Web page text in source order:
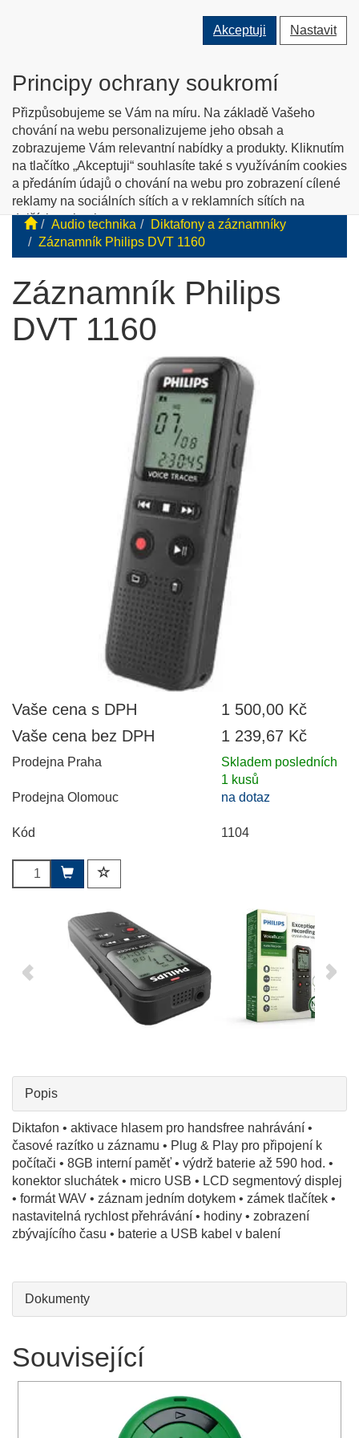
Akceptuji Nastavit
Principy ochrany soukromí
Přizpůsobujeme se Vám na míru. Na základě Vašeho
chování na webu personalizujeme jeho obsah a
zobrazujeme Vám relevantní nabídky a produkty. Kliknutím
na tlačítko „Akceptuji“ souhlasíte také s využíváním cookies
a předáním údajů o chování na webu pro zobrazení cílené
reklamy na sociálních sítích a v reklamních sítích na
dalších webech.
Personalizaci a cílenou reklamu si můžete podrobněji
Přepnout
uživatele
Přepnout
vyhledávání
O nás Kontakty Jak nakupovat Katalog zboží
English info
Tyflopomůcky
Prodej zboží pro zrakově postižené
Audio technika
Diktafony a záznamníky
Záznamník Philips DVT 1160
Záznamník Philips
DVT 1160
Vaše cena s DPH
1 500,00 Kč
Vaše cena bez DPH
1 239,67 Kč
Prodejna Praha
Skladem posledních
1 kusů
Prodejna Olomouc
na dotaz
Kód 1104
Popis
Diktafon • aktivace hlasem pro handsfree nahrávání •
časové razítko u záznamu • Plug & Play pro připojení k
počítači • 8GB interní paměť • výdrž baterie až 590 hod. •
konektor sluchátek • micro USB • LCD segmentový displej
• formát WAV • záznam jedním dotykem • zámek tlačítek •
nastavitelná rychlost přehrávání • hodiny • zobrazení
zbývajícího času • baterie a USB kabel v balení
Dokumenty
Související